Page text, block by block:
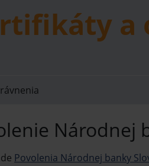
a
Národnej
Povolenia Národnej banky